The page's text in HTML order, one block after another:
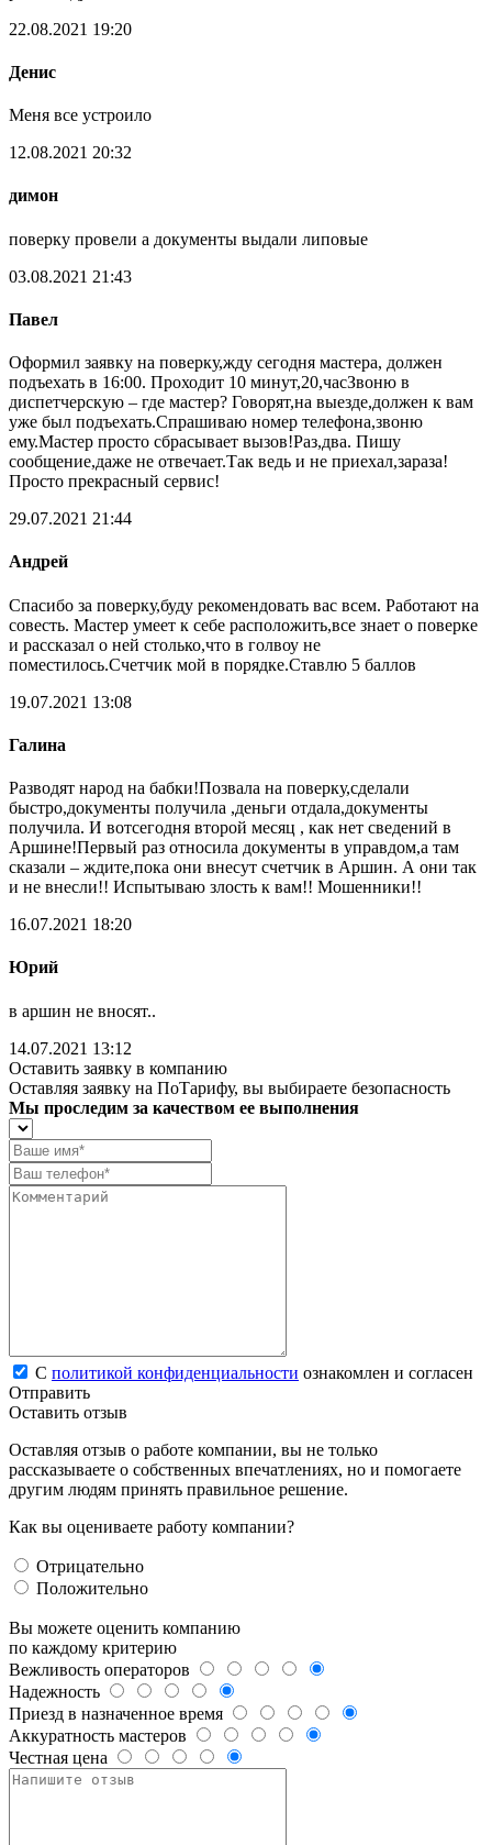
22.08.2021 19:20
Денис
Меня все устроило
12.08.2021 20:32
димон
поверку провели а документы выдали липовые
03.08.2021 21:43
Павел
Оформил заявку на поверку,жду сегодня мастера, должен
подъехать в 16:00. Проходит 10 минут,20,часЗвоню в
диспетчерскую – где мастер? Говорят,на выезде,должен к вам
уже был подъехать.Спрашиваю номер телефона,звоню
ему.Мастер просто сбрасывает вызов!Раз,два. Пишу
сообщение,даже не отвечает.Так ведь и не приехал,зараза!
Просто прекрасный сервис!
29.07.2021 21:44
Андрей
Спасибо за поверку,буду рекомендовать вас всем. Работают на
совесть. Мастер умеет к себе расположить,все знает о поверке
и рассказал о ней столько,что в голвоу не
поместилось.Счетчик мой в порядке.Ставлю 5 баллов
19.07.2021 13:08
Галина
Разводят народ на бабки!Позвала на поверку,сделали
быстро,документы получила ,деньги отдала,документы
получила. И вотсегодня второй месяц , как нет сведений в
Аршине!Первый раз относила документы в управдом,а там
сказали – ждите,пока они внесут счетчик в Аршин. А они так
и не внесли!! Испытываю злость к вам!! Мошенники!!
16.07.2021 18:20
Юрий
в аршин не вносят..
14.07.2021 13:12
Оставить заявку в компанию
Оставляя заявку на ПоТарифу, вы выбираете безопасность
Мы проследим за качеством ее выполнения
С политикой конфиденциальности ознакомлен и согласен
Отправить
Оставить отзыв
Оставляя отзыв о работе компании, вы не только
рассказываете о собственных впечатлениях, но и помогаете
другим людям принять правильное решение.
Как вы оцениваете работу компании?
Отрицательно
Положительно
Вы можете оценить компанию
по каждому критерию
Вежливость операторов
Надежность
Приезд в назначенное время
Аккуратность мастеров
Честная цена